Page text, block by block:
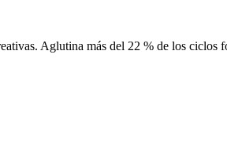
Aglutina más del 22 % de los